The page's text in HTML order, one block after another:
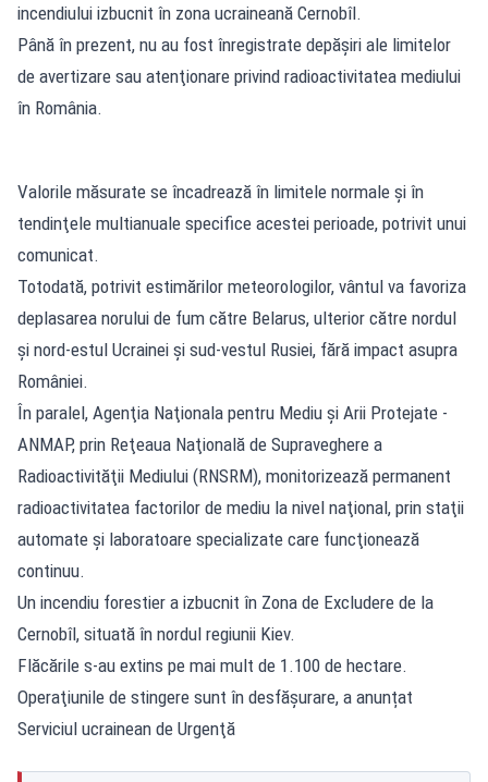
incendiului izbucnit în zona ucraineană Cernobîl.
Până în prezent, nu au fost înregistrate depăşiri ale limitelor
de avertizare sau atenţionare privind radioactivitatea mediului
în România.
Valorile măsurate se încadrează în limitele normale şi în
tendinţele multianuale specifice acestei perioade, potrivit unui
comunicat.
Totodată, potrivit estimărilor meteorologilor, vântul va favoriza
deplasarea norului de fum către Belarus, ulterior către nordul
şi nord-estul Ucrainei şi sud-vestul Rusiei, fără impact asupra
României.
În paralel, Agenţia Naţionala pentru Mediu şi Arii Protejate -
ANMAP, prin Reţeaua Naţională de Supraveghere a
Radioactivităţii Mediului (RNSRM), monitorizează permanent
radioactivitatea factorilor de mediu la nivel naţional, prin staţii
automate şi laboratoare specializate care funcţionează
continuu.
Un incendiu forestier a izbucnit în Zona de Excludere de la
Cernobîl, situată în nordul regiunii Kiev.
Flăcările s-au extins pe mai mult de 1.100 de hectare.
Operaţiunile de stingere sunt în desfășurare, a anunțat
Serviciul ucrainean de Urgenţă